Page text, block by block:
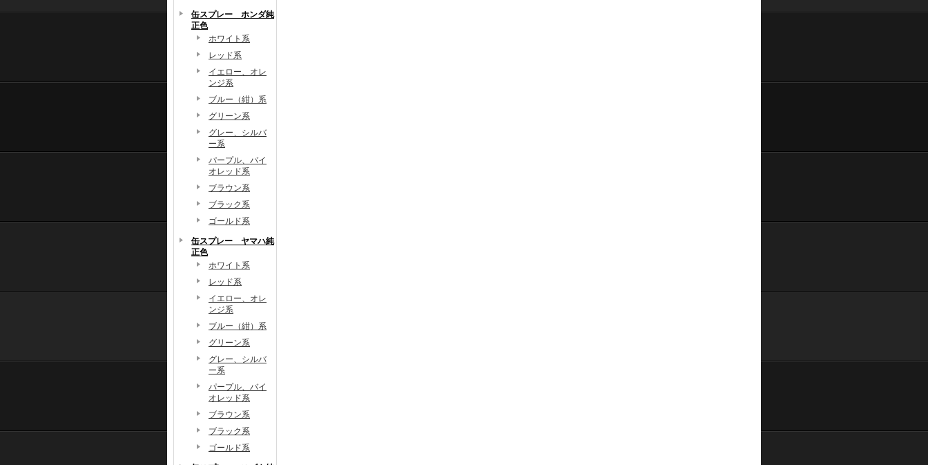
缶スプレー ホンダ純
正色
ホワイト系
レッド系
イエロー、オレ
ンジ系
ブルー（紺）系
グリーン系
グレー、シルバ
ー系
パープル、バイ
オレッド系
ブラウン系
ブラック系
ゴールド系
缶スプレー ヤマハ純
正色
ホワイト系
レッド系
イエロー、オレ
ンジ系
ブルー（紺）系
グリーン系
グレー、シルバ
ー系
パープル、バイ
オレッド系
ブラウン系
ブラック系
ゴールド系